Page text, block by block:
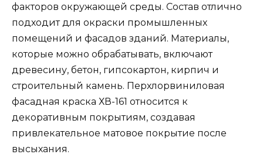
факторов окружающей среды. Состав отлично
подходит для окраски промышленных
помещений и фасадов зданий. Материалы,
которые можно обрабатывать, включают
древесину, бетон, гипсокартон, кирпич и
строительный камень. Перхлорвиниловая
фасадная краска ХВ-161 относится к
декоративным покрытиям, создавая
привлекательное матовое покрытие после
высыхания.